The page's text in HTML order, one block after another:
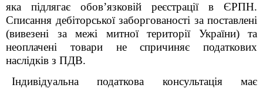
яка підлягає обовʼязковій реєстрації в ЄРПН.
Списання дебіторської заборгованості за поставлені
(вивезені за межі митної території України) та
неоплачені товари не спричиняє податкових
наслідків з ПДВ.
Індивідуальна податкова консультація має